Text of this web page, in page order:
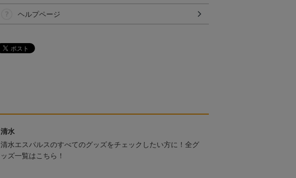
ヘルプページ
清水
清水エスパルスのすべてのグッズをチェックしたい方に！全グ
ッズ一覧はこちら！